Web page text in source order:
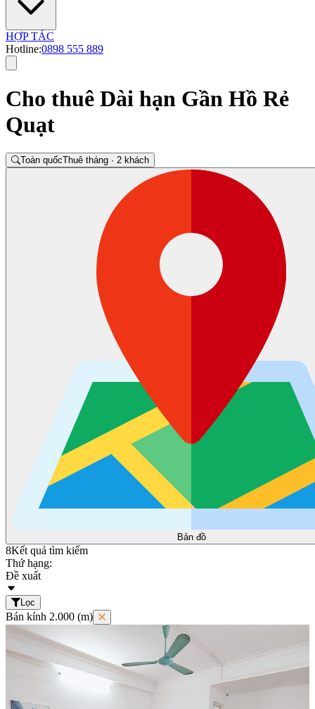
HỢP TÁC
Hotline:0898 555 889
Cho thuê Dài hạn Gần Hồ Rẻ
Quạt
Toàn quốcThuê tháng · 2 khách
Bản đồ
8Kết quả tìm kiếm
Thứ hạng:
Đề xuất
Lọc
Bán kính 2.000 (m)